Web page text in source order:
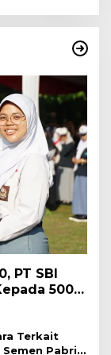
PT SBI
500
Terkait
Pabrik